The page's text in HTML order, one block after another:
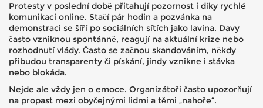
Protesty v poslední době přitahují pozornost i díky rychlé
komunikaci online. Stačí pár hodin a pozvánka na
demonstraci se šíří po sociálních sítích jako lavina. Davy
často vzniknou spontánně, reagují na aktuální krize nebo
rozhodnutí vlády. Často se začnou skandováním, někdy
přibudou transparenty či pískání, jindy vznikne i stávka
nebo blokáda.
Nejde ale vždy jen o emoce. Organizátoři často upozorňují
na propast mezi obyčejnými lidmi a těmi „nahoře“.